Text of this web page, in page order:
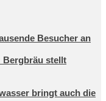
Besucher an
Bergbräu stellt
bringt auch die